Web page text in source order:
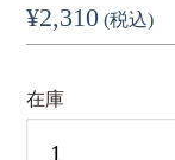
¥2,310 (税込)
在庫